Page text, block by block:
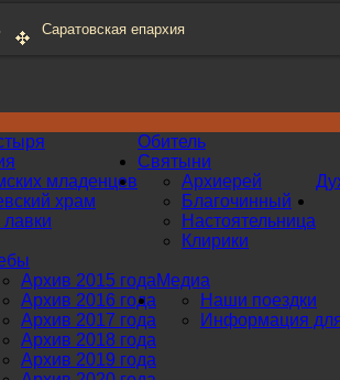
Саратовская епархия
Обитель
младенцев
храм
Святыни
Архиерей
Благочинный
Настоятельница
Клирики
Медиа
Архив 2015 года
Архив 2016 года
Архив 2017 года
Архив 2018 года
Архив 2019 года
Наши поездки
Информация